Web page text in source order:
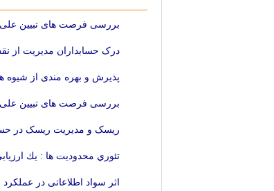
بررسی فرصت های تبیین
درک حسابداران مدیریت از
پذیرش و بهره مندی از شیوه
بررسی فرصت های تبیین
ریسک و مدیریت ریسک در
تئوري محدوديت ها : يك
اثر سواد اطلاعاتی در